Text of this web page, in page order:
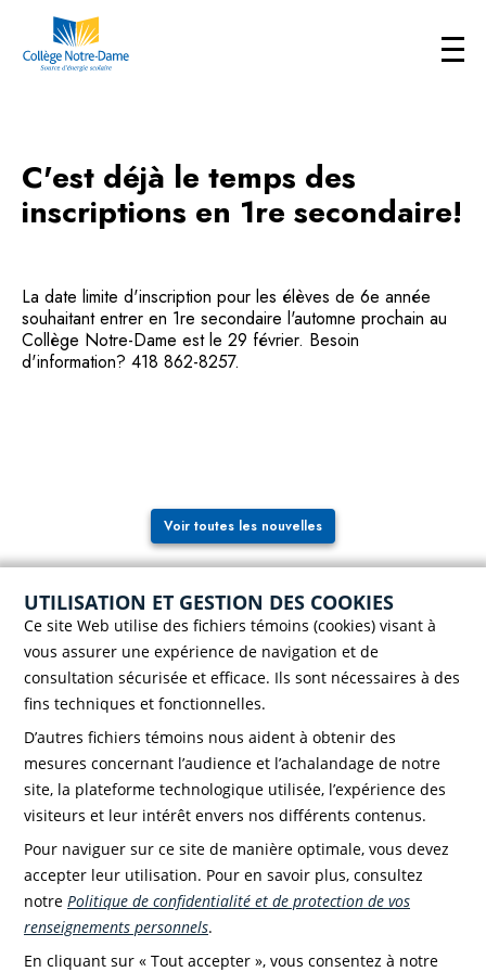
C'est déjà le temps des
inscriptions en 1re secondaire!
La date limite d'inscription pour les élèves de 6e année
souhaitant entrer en 1re secondaire l'automne prochain au
Collège Notre-Dame est le 29 février. Besoin
d'information? 418 862-8257.
Voir toutes les nouvelles
Case postale 786, 56 rue Saint-Henri
Rivière-du-Loup (Québec) G5R 3Z5
Téléphone :418 862-8257
Télécopieur :
418 862-8495
Faire un don!
UTILISATION ET GESTION DES COOKIES
Ce site Web utilise des fichiers témoins (cookies) visant à
vous assurer une expérience de navigation et de
consultation sécurisée et efficace. Ils sont nécessaires à des
fins techniques et fonctionnelles.
D’autres fichiers témoins nous aident à obtenir des
mesures concernant l’audience et l’achalandage de notre
site, la plateforme technologique utilisée, l’expérience des
visiteurs et leur intérêt envers nos différents contenus.
Pour naviguer sur ce site de manière optimale, vous devez
accepter leur utilisation. Pour en savoir plus, consultez
notre Politique de confidentialité et de protection de vos
renseignements personnels.
En cliquant sur « Tout accepter », vous consentez à notre